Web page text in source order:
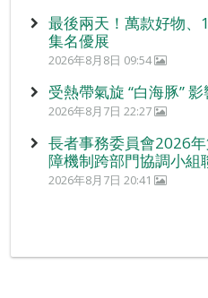
最後兩天！萬款好物、
集名優展
2026年8月8日 09:54
受熱帶氣旋 “白海豚”
2026年8月7日 22:27
長者事務委員會2026
障機制跨部門協調小組
2026年8月7日 20:41